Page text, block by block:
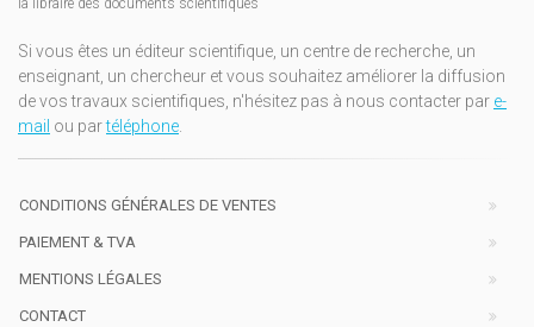
la libraire des documents scientifiques
Si vous êtes un éditeur scientifique, un centre de recherche, un
enseignant, un chercheur et vous souhaitez améliorer la diffusion
de vos travaux scientifiques, n'hésitez pas à nous contacter par e-
mail ou partéléphone.
CONDITIONS GÉNÉRALES DE VENTES
PAIEMENT & TVA
MENTIONS LÉGALES
CONTACT